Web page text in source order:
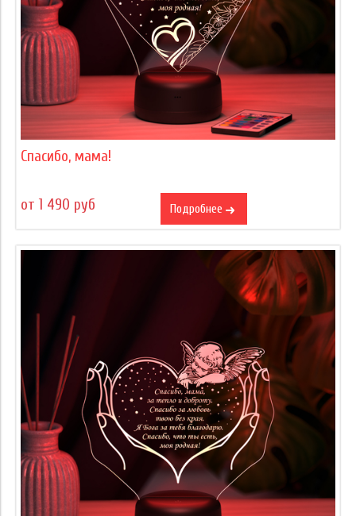
Спасибо, мама!
от 1 490 руб Подробнее